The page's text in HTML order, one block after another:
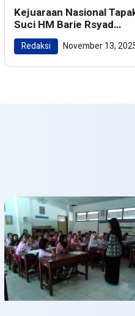
Kejuaraan Nasional
Suci HM Barie Rsyad
Championship 2024
Redaksi November 13,